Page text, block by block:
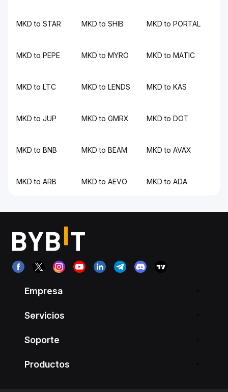
MKD to STAR MKD to SHIB MKD to PORTAL
MKD to PEPE MKD to MYRO MKD to MATIC
MKD to LTC MKD to LENDS MKD to KAS
MKD to JUP MKD to GMRX MKD to DOT
MKD to BNB MKD to BEAM MKD to AVAX
MKD to ARB MKD to AEVO MKD to ADA
Empresa
Servicios
Soporte
Productos